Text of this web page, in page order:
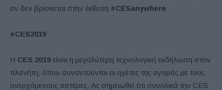
αν δεν βρίσκεται στην έκθεση #CESanywhere
#CES2019
Η CES 2019 είναι η μεγαλύτερη τεχνολογική εκδήλωση στον
πλανήτη, όπου συναντούνται οι ηγέτες της αγοράς με τους
ανερχόμενους αστέρες. Ας σημειωθεί ότι συνολικά την CES